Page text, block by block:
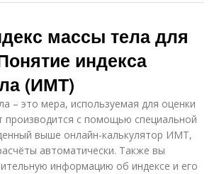
массы тела для
индекса
(ИМТ)
– это мера, используемая для оценки
производится с помощью специальной
выше онлайн-калькулятор ИМТ,
автоматически. Также вы
информацию об индексе и его